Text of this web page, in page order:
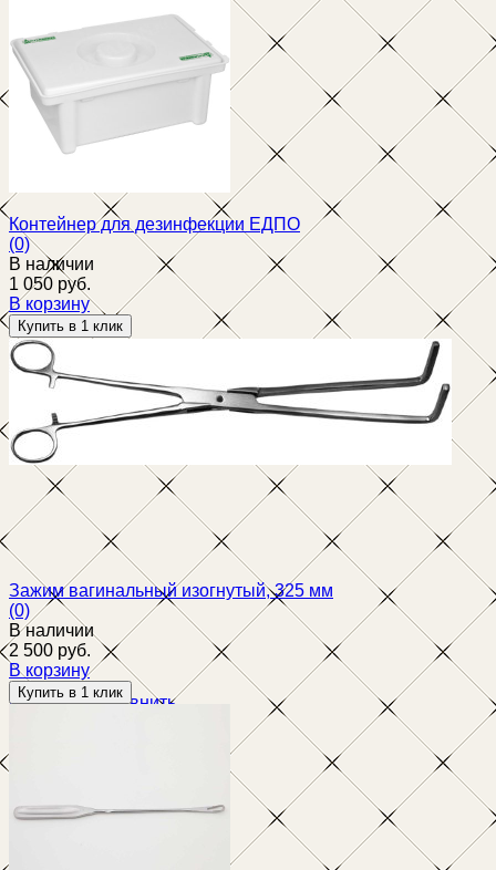
избранное
избранное сравнить
Контейнер для дезинфекции ЕДПО
(0)
В наличии
1 050 руб.
В корзину
избранное сравнить
Зажим вагинальный изогнутый, 325 мм
(0)
В наличии
2 500 руб.
В корзину